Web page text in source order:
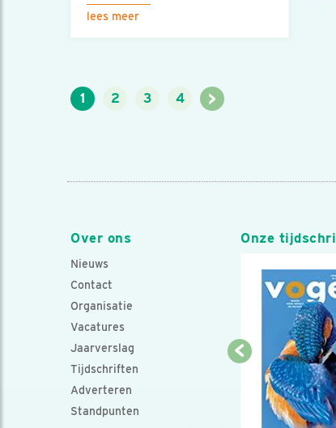
lees meer
1 2 3 4 >
Over ons
Nieuws
Contact
Organisatie
Vacatures
Jaarverslag
Tijdschriften
Adverteren
Standpunten
Onze